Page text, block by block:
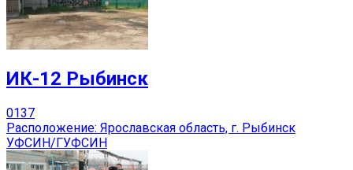
ИК-12 Рыбинск
0137
Расположение: Ярославская область, г. Рыбинск
УФСИН/ГУФСИН